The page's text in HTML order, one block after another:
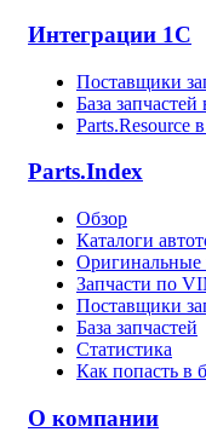
Интеграции 1С
Поставщики
База запчастей
Parts.Resource
Parts.Index
Обзор
Каталоги
Оригинальные
Запчасти по
Поставщики
База запчастей
Статистика
Как попасть в
О компании